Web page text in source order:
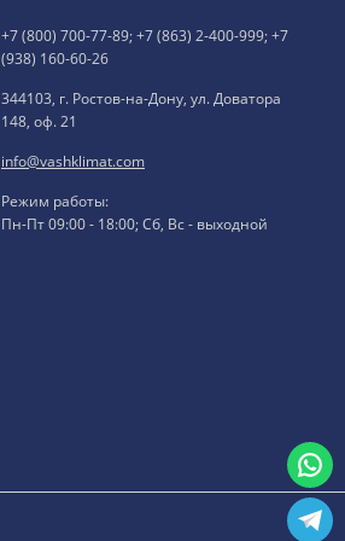
+7 (800) 700-77-89; +7 (863) 2-400-999; +7
(938) 160-60-26
344103, г. Ростов-на-Дону, ул. Доватора
148, оф. 21
info@vashklimat.com
Режим работы:
Пн-Пт 09:00 - 18:00; Сб, Вс - выходной